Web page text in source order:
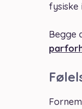
fysiske
Begge